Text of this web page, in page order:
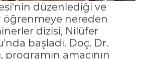
düzenlediği ve
öğrenmeye nereden
dizisi, Nilüfer
başladı. Doç. Dr.
programın amacının